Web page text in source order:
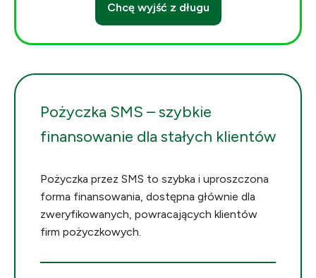
Chcę wyjść z długu
Pożyczka SMS – szybkie
finansowanie dla stałych klientów
Pożyczka przez SMS to szybka i uproszczona
forma finansowania, dostępna głównie dla
zweryfikowanych, powracających klientów
firm pożyczkowych.